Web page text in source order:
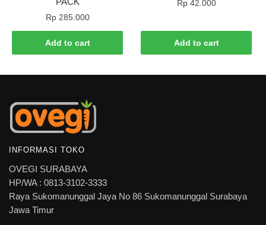
Rp285.000
Add to cart
Rp42.000
Add to cart
INFORMASI TOKO
OVEGI SURABAYA
HP/WA : 0813-3102-3333
Raya Sukomanunggal Jaya No 86 Sukomanunggal Surabaya
Jawa Timur